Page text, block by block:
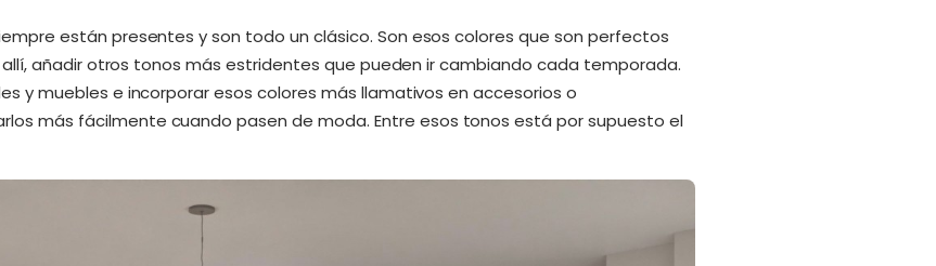
están presentes y son todo un clásico. Son esos colores que son perfectos
añadir otros tonos más estridentes que pueden ir cambiando cada temporada.
y muebles e incorporar esos colores más llamativos en accesorios o
más fácilmente cuando pasen de moda. Entre esos tonos está por supuesto el